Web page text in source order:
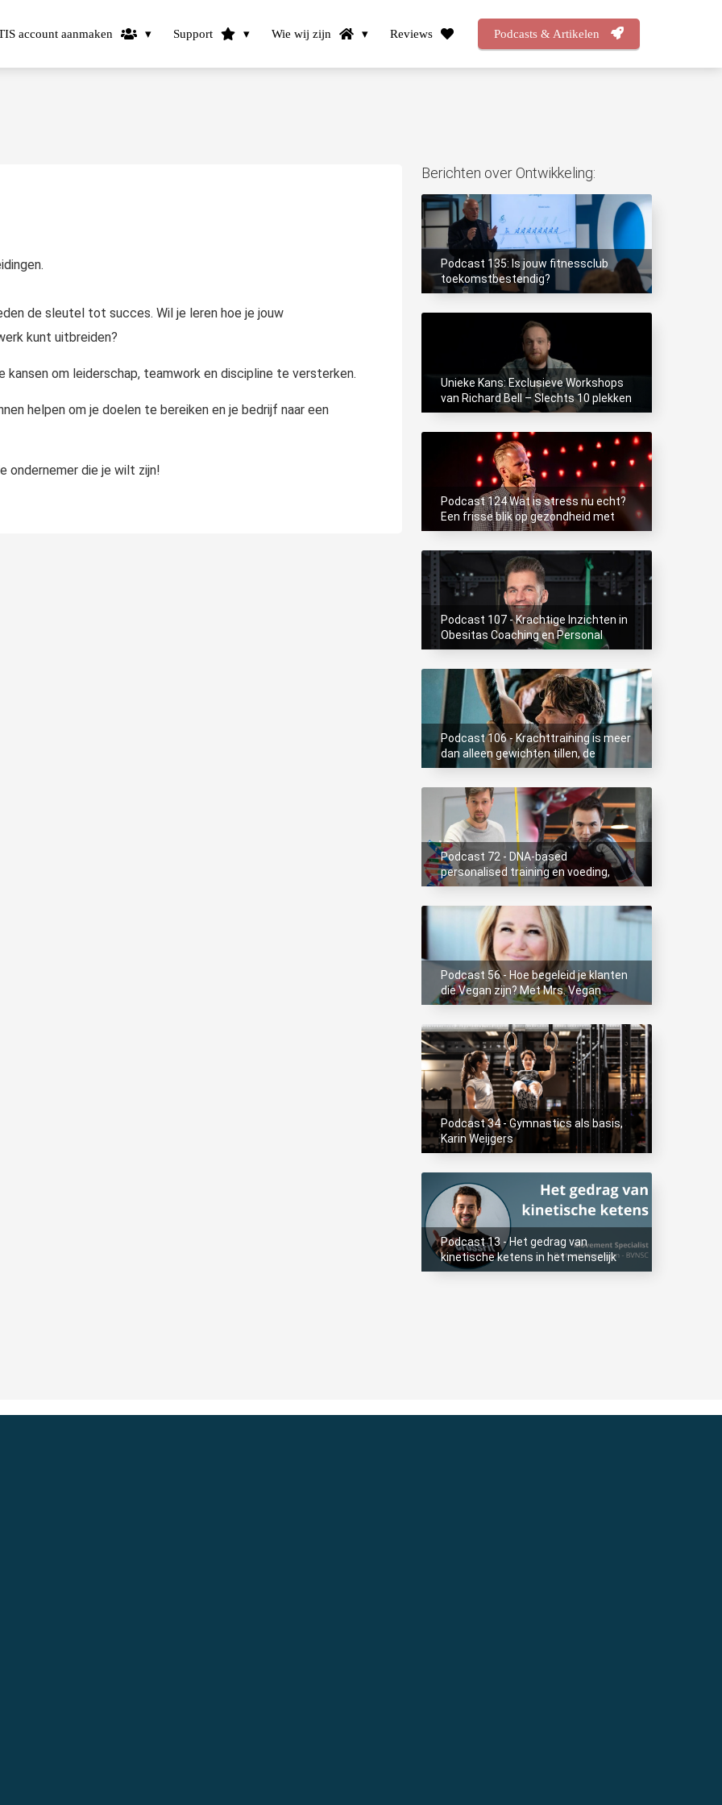
account aanmaken Support Wie wij zijn Reviews Podcasts & Artikelen
de sleutel tot succes. Wil je leren hoe je jouw
kunt uitbreiden?
om leiderschap, teamwork en discipline te versterken.
helpen om je doelen te bereiken en je bedrijf naar een
ondernemer die je wilt zijn!
Berichten over Ontwikkeling:
Podcast 135: Is jouw fitnessclub
toekomstbestendig?
Unieke Kans: Exclusieve Workshops
van Richard Bell – Slechts 10 plekken
beschikbaar!
Podcast 124 Wat is stress nu echt?
Een frisse blik op gezondheid met
Timo Hans
Podcast 107 - Krachtige Inzichten in
Obesitas Coaching en Personal
Training, Freek Verbeet
Podcast 106 - Krachttraining is meer
dan alleen gewichten tillen, de
holistische aanpak van Rik
Podcast 72 - DNA-based
personalised training en voeding,
Henry en Lody, Omniyou
Podcast 56 - Hoe begeleid je klanten
die Vegan zijn? Met Mrs. Vegan
Podcast 34 - Gymnastics als basis,
Karin Weijgers
Podcast 13 - Het gedrag van
kinetische ketens in het menselijk
lichaam, Bart van Nimwegen - BVNSC